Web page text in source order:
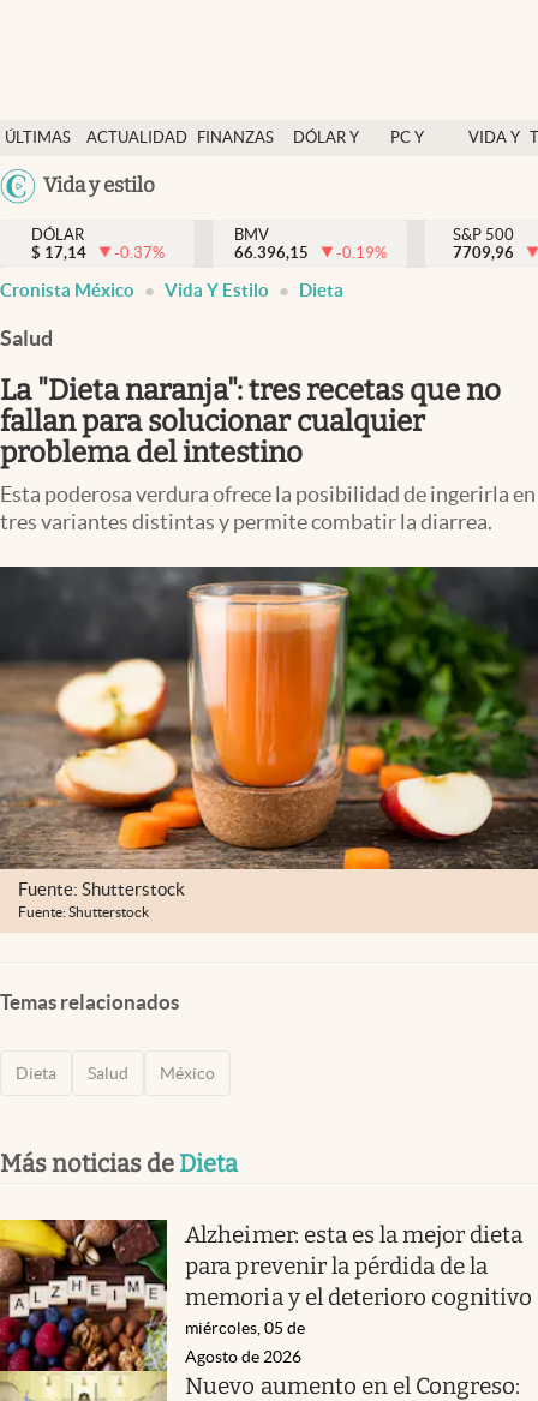
ÚLTIMAS
NOTICIAS
ACTUALIDAD
FINANZAS
DÓLAR Y
PC Y
VIDA Y
México
Vida y estilo
Actualidad
Finanzas y economía
Dólar y mercados
Pc y celular
Vida y estilo
Tv
abre en nueva pestaña
México
DÓLAR
$ 17,14 -0.37%
BMV
66.396,15
-0.19%
S&P 500
7709,96
Cronista México Vida Y Estilo Dieta
Salud
La "Dieta naranja": tres recetas que no
fallan para solucionar cualquier
problema del intestino
Esta poderosa verdura ofrece la posibilidad de ingerirla en
tres variantes distintas y permite combatir la diarrea.
Fuente: Shutterstock
Fuente: Shutterstock
Temas relacionados
Dieta Salud México
Más noticias de Dieta
Alzheimer: esta es la mejor dieta
para prevenir la pérdida de la
memoria y el deterioro cognitivo
miércoles, 05 de
Agosto de 2026
Nuevo aumento en el Congreso: